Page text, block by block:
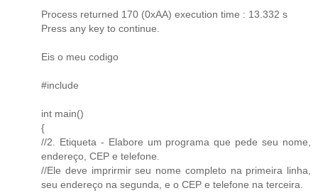
Process returned 170 (0xAA) execution time : 13.332 s
Press any key to continue.
Eis o meu codigo
#include
int main()
{
//2. Etiqueta - Elabore um programa que pede seu nome,
endereço, CEP e telefone.
//Ele deve imprirmir seu nome completo na primeira linha,
seu endereço na segunda, e o CEP e telefone na terceira.